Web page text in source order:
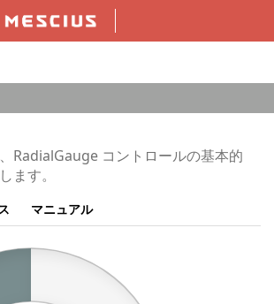
RadialGauge コントロールの基本的
ます。
マニュアル